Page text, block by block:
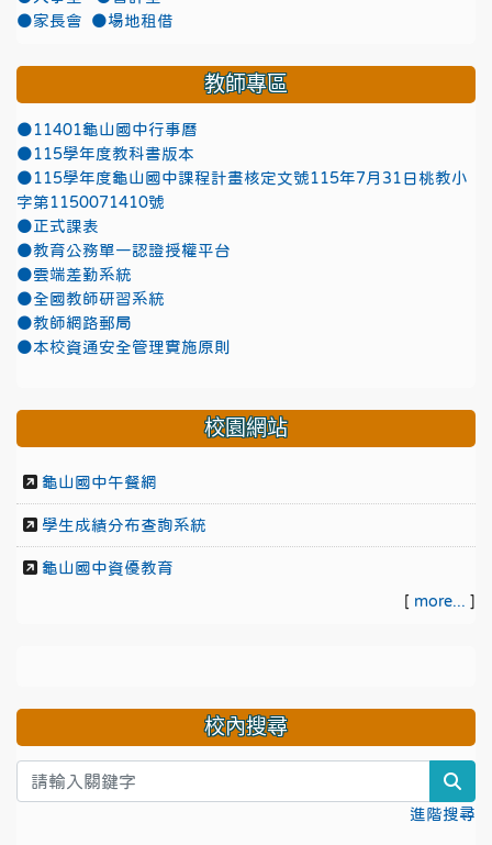
●家長會
●場地租借
教師專區
●11401龜山國中行事曆
●115學年度教科書版本
●115學年度龜山國中課程計畫核定文號115年7月31日桃教小
字第1150071410號
●正式課表
●教育公務單一認證授權平台
●雲端差勤系統
●全國教師研習系統
●教師網路郵局
●本校資通安全管理實施原則
校園網站
龜山國中午餐網
學生成績分布查詢系統
龜山國中資優教育
[ more... ]
校內搜尋
進階搜尋